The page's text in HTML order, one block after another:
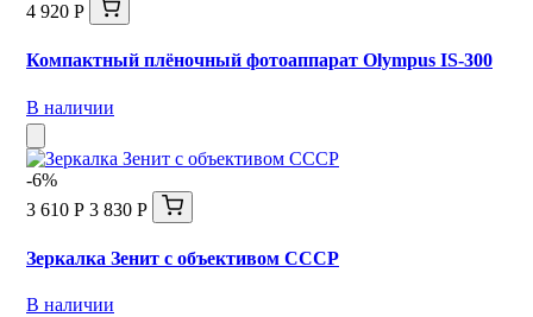
4 920 Р
Компактный плёночный фотоаппарат Olympus IS-300
В наличии
-6%
3 610 Р 3 830 Р
Зеркалка Зенит с объективом СССР
В наличии